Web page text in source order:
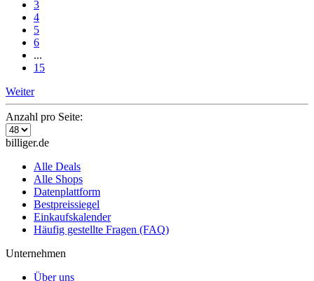
3
4
5
6
...
15
Weiter
Anzahl pro Seite:
billiger.de
Alle Deals
Alle Shops
Datenplattform
Bestpreissiegel
Einkaufskalender
Häufig gestellte Fragen (FAQ)
Unternehmen
Über uns